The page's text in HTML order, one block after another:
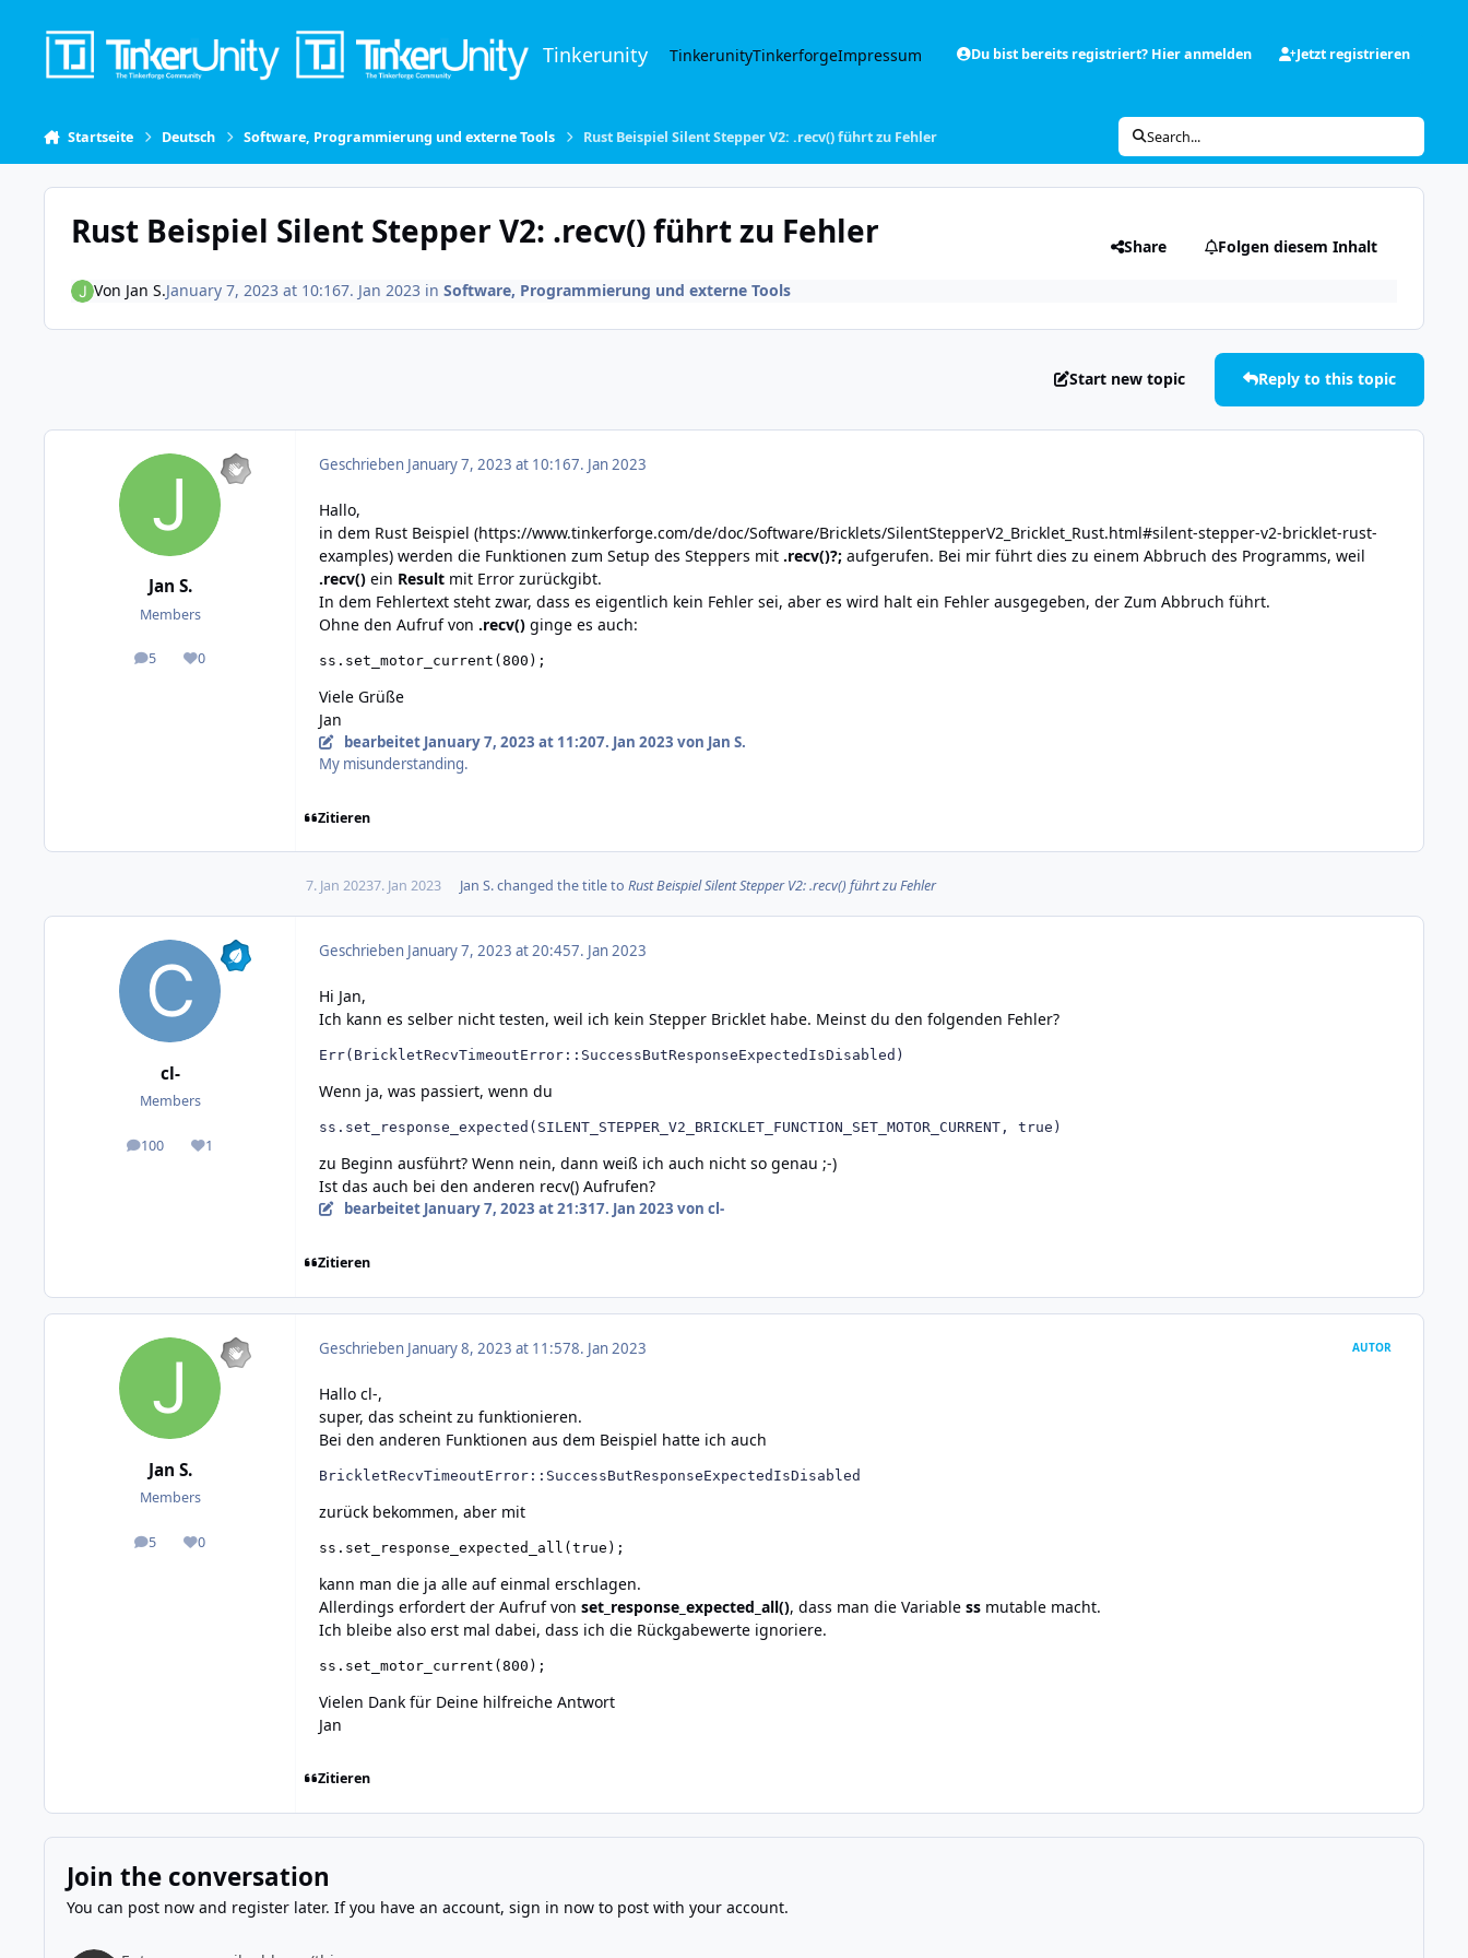
Tinkerunity TinkerunityTinkerforgeImpressum Du bist bereits registriert? Hier anmelden Jetzt registrieren
Startseite Deutsch Software, Programmierung und externe Tools Rust Beispiel Silent Stepper V2: .recv() führt zu Fehler Search...
Rust Beispiel Silent Stepper V2: .recv() führt zu Fehler Share Folgen diesem Inhalt
Von Jan S.January 7, 2023 at 10:167. Jan 2023 in Software, Programmierung und externe Tools
Start new topic Reply to this topic
Jan S.
Members
5
posts 0
Reputation
Geschrieben January 7, 2023 at 10:167. Jan 2023
Hallo,
in dem Rust Beispiel (https://www.tinkerforge.com/de/doc/Software/Bricklets/SilentStepperV2_Bricklet_Rust.html#silent-stepper-v2-bricklet-rust-
examples) werden die Funktionen zum Setup des Steppers mit .recv()?; aufgerufen. Bei mir führt dies zu einem Abbruch des Programms, weil
.recv() ein Result mit Error zurückgibt.
In dem Fehlertext steht zwar, dass es eigentlich kein Fehler sei, aber es wird halt ein Fehler ausgegeben, der Zum Abbruch führt.
Ohne den Aufruf von .recv() ginge es auch:
ss . set_motor_current ( 800 );
Viele Grüße
Jan
bearbeitet January 7, 2023 at 11:207. Jan 2023 von Jan S.
My misunderstanding.
Zitieren
7. Jan 20237. Jan 2023 Jan S.changed the title to Rust Beispiel Silent Stepper V2: .recv() führt zu Fehler
cl-
Members
100
posts 1
Reputation
Geschrieben January 7, 2023 at 20:457. Jan 2023
Hi Jan,
Ich kann es selber nicht testen, weil ich kein Stepper Bricklet habe. Meinst du den folgenden Fehler?
Err(BrickletRecvTimeoutError::SuccessButResponseExpectedIsDisabled)
Wenn ja, was passiert, wenn du
ss.set_response_expected(SILENT_STEPPER_V2_BRICKLET_FUNCTION_SET_MOTOR_CURRENT, true)
zu Beginn ausführt? Wenn nein, dann weiß ich auch nicht so genau ;-)
Ist das auch bei den anderen recv() Aufrufen?
bearbeitet January 7, 2023 at 21:317. Jan 2023 von cl-
Zitieren
Jan S.
Members
5
posts 0
Reputation
Geschrieben January 8, 2023 at 11:578. Jan 2023 AUTOR
Hallo cl-,
super, das scheint zu funktionieren.
Bei den anderen Funktionen aus dem Beispiel hatte ich auch
BrickletRecvTimeoutError::SuccessButResponseExpectedIsDisabled
zurück bekommen, aber mit
ss.set_response_expected_all(true);
kann man die ja alle auf einmal erschlagen.
Allerdings erfordert der Aufruf von set_response_expected_all(), dass man die Variable ss mutable macht.
Ich bleibe also erst mal dabei, dass ich die Rückgabewerte ignoriere.
ss.set_motor_current(800);
Vielen Dank für Deine hilfreiche Antwort
Jan
Zitieren
Join the conversation
You can post now and register later. If you have an account, sign in nowto post with your account.